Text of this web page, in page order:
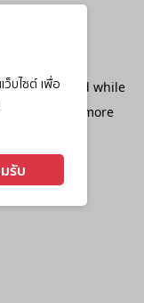
บไซต์ เพื่อ
รับ
has occurred while
console
for more